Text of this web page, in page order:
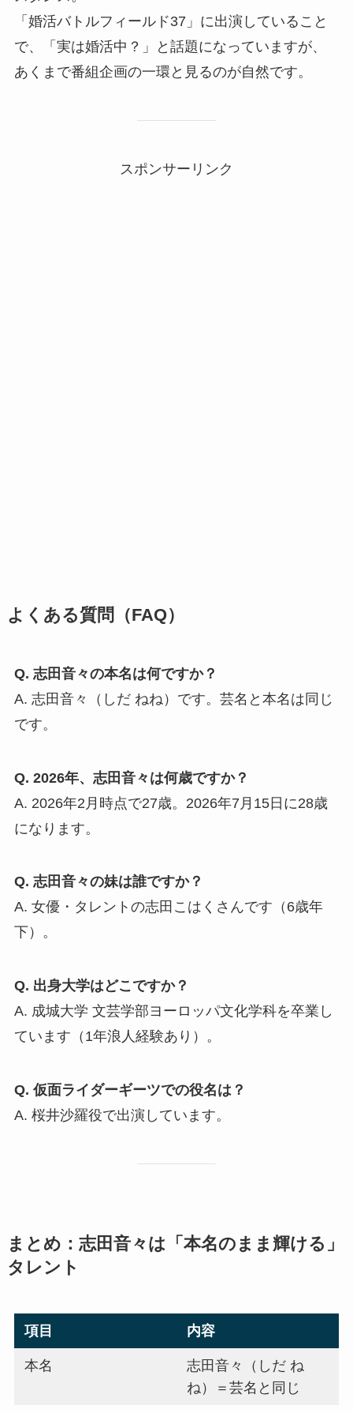
「婚活バトルフィールド37」に出演していること
で、「実は婚活中？」と話題になっていますが、
あくまで番組企画の一環と見るのが自然です。
スポンサーリンク
よくある質問（FAQ）
Q. 志田音々の本名は何ですか？
A. 志田音々（しだ ねね）です。芸名と本名は同じ
です。
Q. 2026年、志田音々は何歳ですか？
A. 2026年2月時点で27歳。2026年7月15日に28歳
になります。
Q. 志田音々の妹は誰ですか？
A. 女優・タレントの志田こはくさんです（6歳年
下）。
Q. 出身大学はどこですか？
A. 成城大学 文芸学部ヨーロッパ文化学科を卒業し
ています（1年浪人経験あり）。
Q. 仮面ライダーギーツでの役名は？
A. 桜井沙羅役で出演しています。
まとめ：志田音々は「本名のまま輝ける」
タレント
項目 内容
本名
志田音々（しだ ね
ね）＝芸名と同じ